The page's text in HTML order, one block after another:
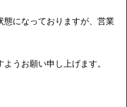
態になっておりますが、営業
うお願い申し上げます。